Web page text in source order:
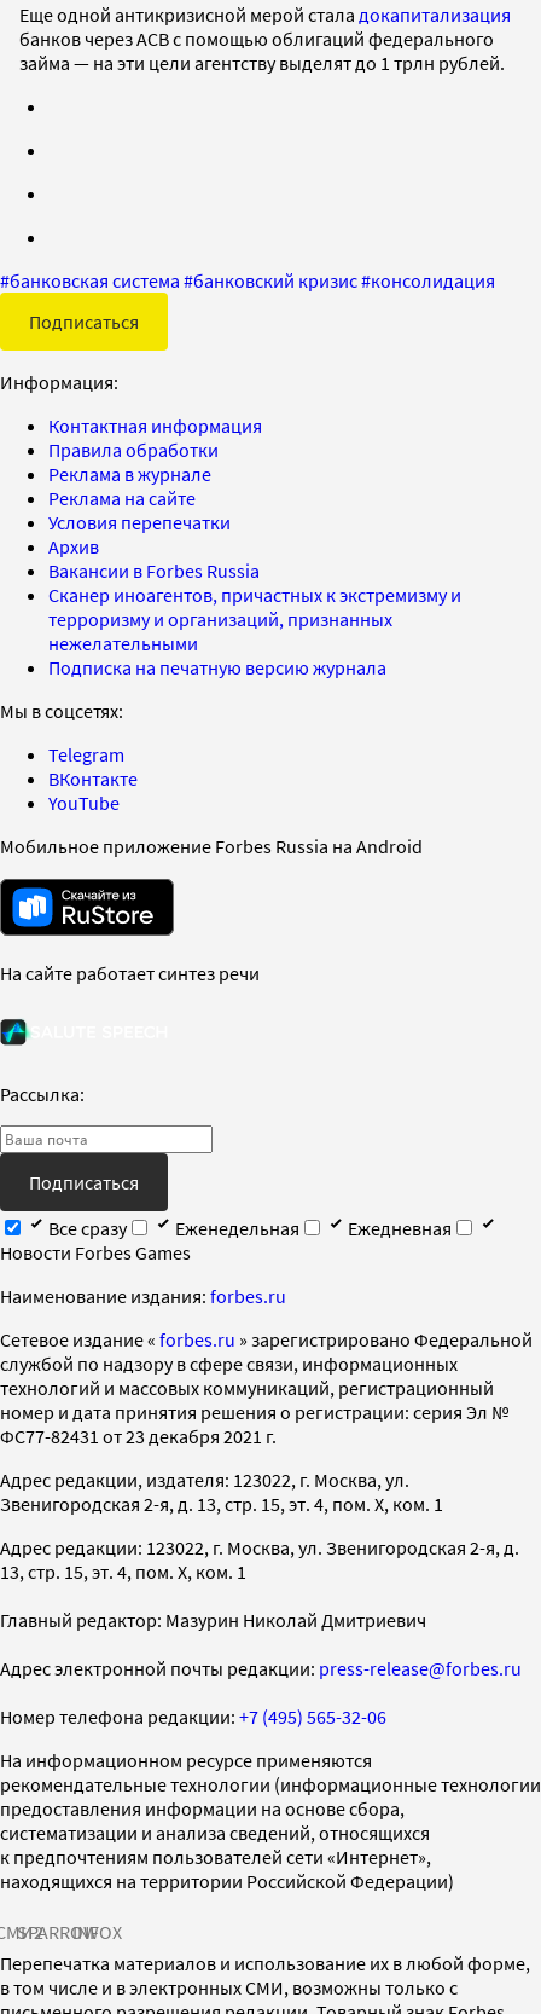
Еще одной антикризисной мерой стала докапитализация
банков через АСВ с помощью облигаций федерального
займа — на эти цели агентству выделят до 1 трлн рублей.
#банковская система #банковский кризис#консолидация
Подписаться
Информация:
Контактная информация
Правила обработки
Реклама в журнале
Реклама на сайте
Условия перепечатки
Архив
Вакансии в Forbes Russia
Сканер иноагентов, причастных к экстремизму и
терроризму и организаций, признанных
нежелательными
Подписка на печатную версию журнала
Мы в соцсетях:
Telegram
ВКонтакте
YouTube
Мобильное приложение Forbes Russia на Android
На сайте работает синтез речи
Рассылка:
Подписаться
Все сразу
Еженедельная
Ежедневная
Новости Forbes Games
Наименование издания: forbes.ru
Cетевое издание « forbes.ru » зарегистрировано Федеральной
службой по надзору в сфере связи, информационных
технологий и массовых коммуникаций, регистрационный
номер и дата принятия решения о регистрации: серия Эл №
ФС77-82431 от 23 декабря 2021 г.
Адрес редакции, издателя: 123022, г. Москва, ул.
Звенигородская 2-я, д. 13, стр. 15, эт. 4, пом. X, ком. 1
Адрес редакции: 123022, г. Москва, ул. Звенигородская 2-я, д.
13, стр. 15, эт. 4, пом. X, ком. 1
Главный редактор: Мазурин Николай Дмитриевич
Адрес электронной почты редакции: press-release@forbes.ru
Номер телефона редакции: +7 (495) 565-32-06
На информационном ресурсе применяются
рекомендательные технологии (информационные технологии
предоставления информации на основе сбора,
систематизации и анализа сведений, относящихся
к предпочтениям пользователей сети «Интернет»,
находящихся на территории Российской Федерации)
SPARROWINFOX
Перепечатка материалов и использование их в любой форме,
в том числе и в электронных СМИ, возможны только с